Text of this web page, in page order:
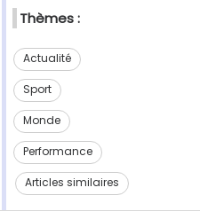
Thèmes :
Actualité
Sport
Monde
Performance
Articles similaires